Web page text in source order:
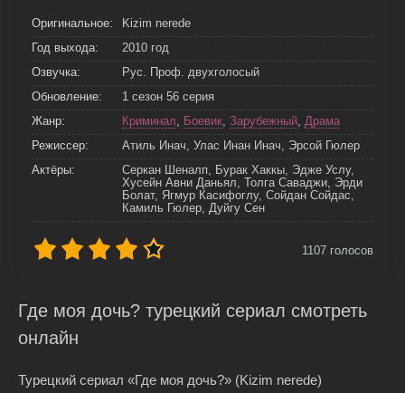
Оригинальное:
Kizim nerede
Год выхода:
2010 год
Озвучка:
Рус. Проф. двухголосый
Обновление:
1 сезон 56 серия
Жанр:
Криминал, Боевик, Зарубежный, Драма
Режиссер:
Атиль Инач, Улас Инан Инач, Эрсой Гюлер
Актёры:
Серкан Шеналп, Бурак Хаккы, Эдже Услу,
Хусейн Авни Даньял, Толга Саваджи, Эрди
Болат, Ягмур Касифоглу, Сойдан Сойдас,
Камиль Гюлер, Дуйгу Сен
1107 голосов
Где моя дочь? турецкий сериал смотреть
онлайн
Турецкий сериал «Где моя дочь?» (Kizim nerede)